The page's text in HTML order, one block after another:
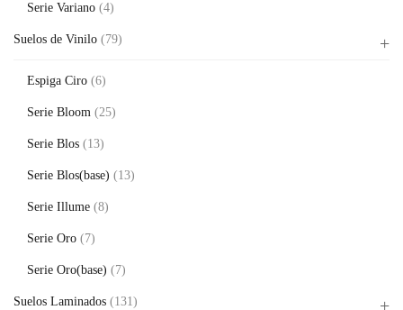
Serie Variano (4)
Suelos de Vinilo (79)
Espiga Ciro (6)
Serie Bloom (25)
Serie Blos (13)
Serie Blos(base) (13)
Serie Illume (8)
Serie Oro (7)
Serie Oro(base) (7)
Suelos Laminados (131)